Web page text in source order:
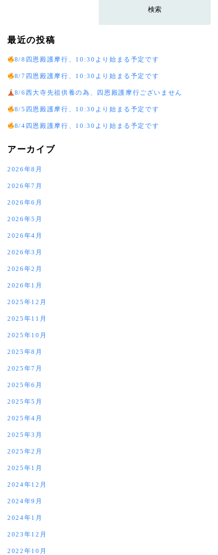
最近の投稿
8/8四恩殿護摩行、10:30より始まる予定です
8/7四恩殿護摩行、10:30より始まる予定です
8/6西大寺先祖供養の為、四恩殿護摩行ございません
8/5四恩殿護摩行、10:30より始まる予定です
8/4四恩殿護摩行、10:30より始まる予定です
アーカイブ
2026年8月
2026年7月
2026年6月
2026年5月
2026年4月
2026年3月
2026年2月
2026年1月
2025年12月
2025年11月
2025年10月
2025年8月
2025年7月
2025年6月
2025年5月
2025年4月
2025年3月
2025年2月
2025年1月
2024年12月
2024年9月
2024年1月
2023年12月
2022年10月